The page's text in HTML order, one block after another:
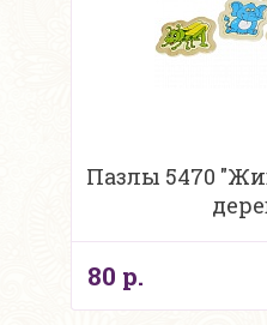
Пазлы 5470
80 р.